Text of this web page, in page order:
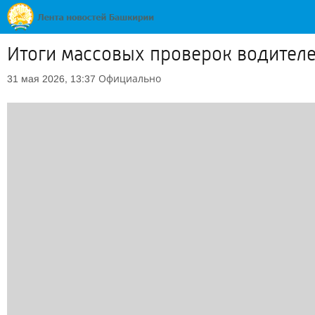
Итоги массовых проверок
31 мая 2026, 13:37 Официально